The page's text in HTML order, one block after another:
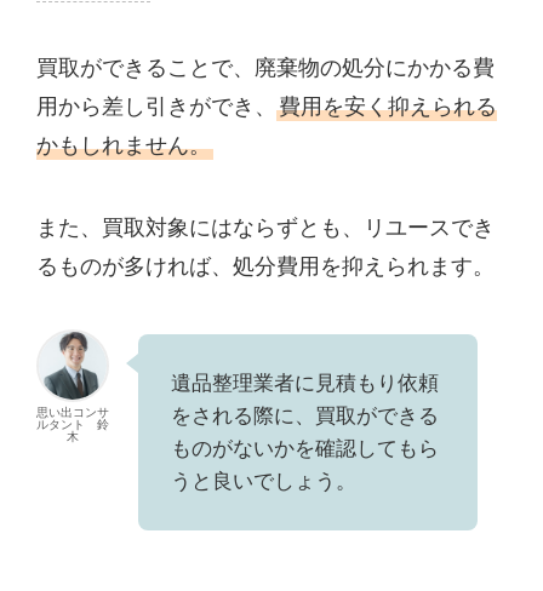
買取ができることで、廃棄物の処分にかかる費
用から差し引きができ、 費用を安く抑えられる
かもしれません。
また、買取対象にはならずとも、リユースでき
るものが多ければ、処分費用を抑えられます。
思い出コンサ
ルタント 鈴
木
遺品整理業者に見積もり依頼
をされる際に、買取ができる
ものがないかを確認してもら
うと良いでしょう。